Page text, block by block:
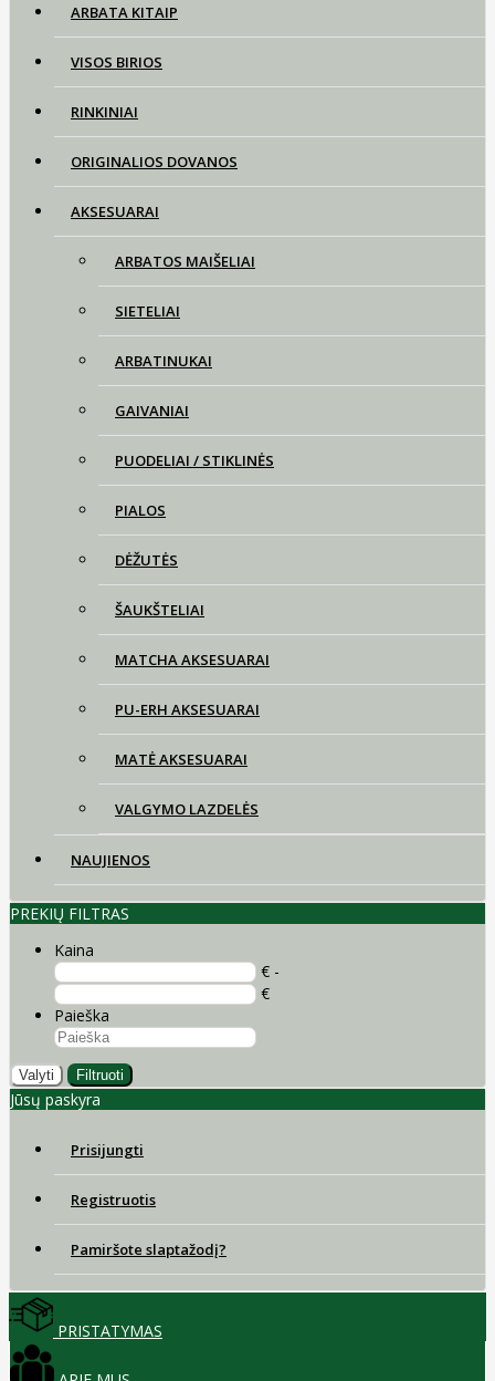
ARBATA KITAIP
VISOS BIRIOS
RINKINIAI
ORIGINALIOS DOVANOS
AKSESUARAI
ARBATOS MAIŠELIAI
SIETELIAI
ARBATINUKAI
GAIVANIAI
PUODELIAI / STIKLINĖS
PIALOS
DĖŽUTĖS
ŠAUKŠTELIAI
MATCHA AKSESUARAI
PU-ERH AKSESUARAI
MATĖ AKSESUARAI
VALGYMO LAZDELĖS
NAUJIENOS
PREKIŲ FILTRAS
Kaina
€ -
€
Paieška
Valyti Filtruoti
Jūsų paskyra
Prisijungti
Registruotis
Pamiršote slaptažodį?
PRISTATYMAS